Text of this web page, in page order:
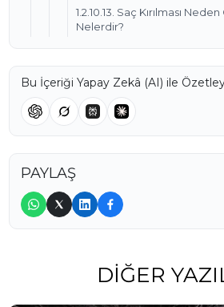
1.2.10.13. Saç Kırılması
Nelerdir?
Bu İçeriği Yapay Zekâ (AI) ile
PAYLAŞ
DIĞER